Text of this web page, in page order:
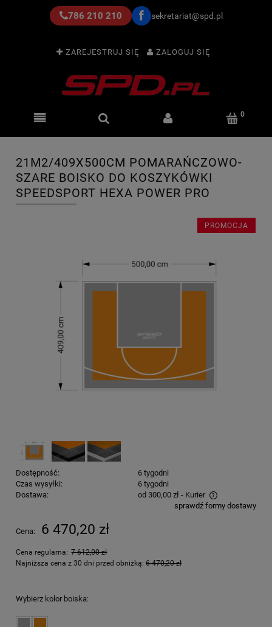
786 210 210 sekretariat@spd.pl
ZAREJESTRUJ SIĘ ZALOGUJ SIĘ
21M2/409X500CM POMARAŃCZOWO-
SZARE BOISKO DO KOSZYKÓWKI
SPEEDSPORT HEXA POWER PRO
PROMOCJA
Dostępność:
6 tygodni
Czas wysyłki:
6 tygodni
Dostawa:
od 300,00 zł - Kurier
Cena nie zawiera ewentualnych kosztów płatnościsprawdź formy dostawy
Cena: 6 470,20 zł
Cena regularna: 7 612,00 zł
Najniższa cena z 30 dni przed obniżką: 6 470,20 zł
Wybierz kolor boiska: